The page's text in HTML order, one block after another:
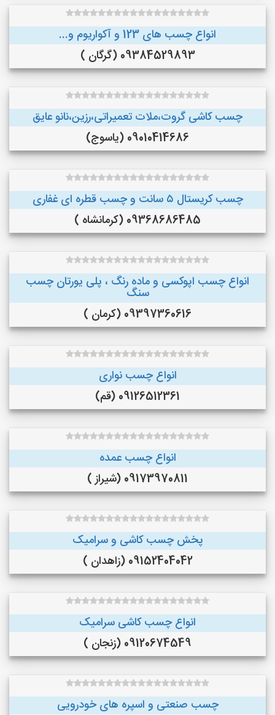
انواع چسب های 123 و آکواریوم و...
09384529893 (گرگان )
چسب کاشی گروت،ملات تعمیراتی،رزین،نانو عایق
09010414686 (یاسوج)
چسب کریستال ۵ سانت و چسب قطره ای غفاری
09368686485 (کرمانشاه )
انواع چسب اپوکسی و ماده رنگ ، پلی یورتان چسب
سنگ
09397360616 (کرمان )
انواع چسب نواری
09126512361 (قم)
انواع چسب عمده
09173970811 (شیراز )
پخش چسب کاشی و سرامیک
09152404042 (زاهدان )
انواع چسب کاشی سرامیک
09120674549 (زنجان )
چسب صنعتی و اسپره های خودرویی